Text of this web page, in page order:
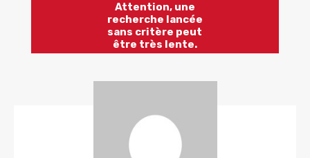
Attention, une
recherche lancée
sans critère peut
être très lente.